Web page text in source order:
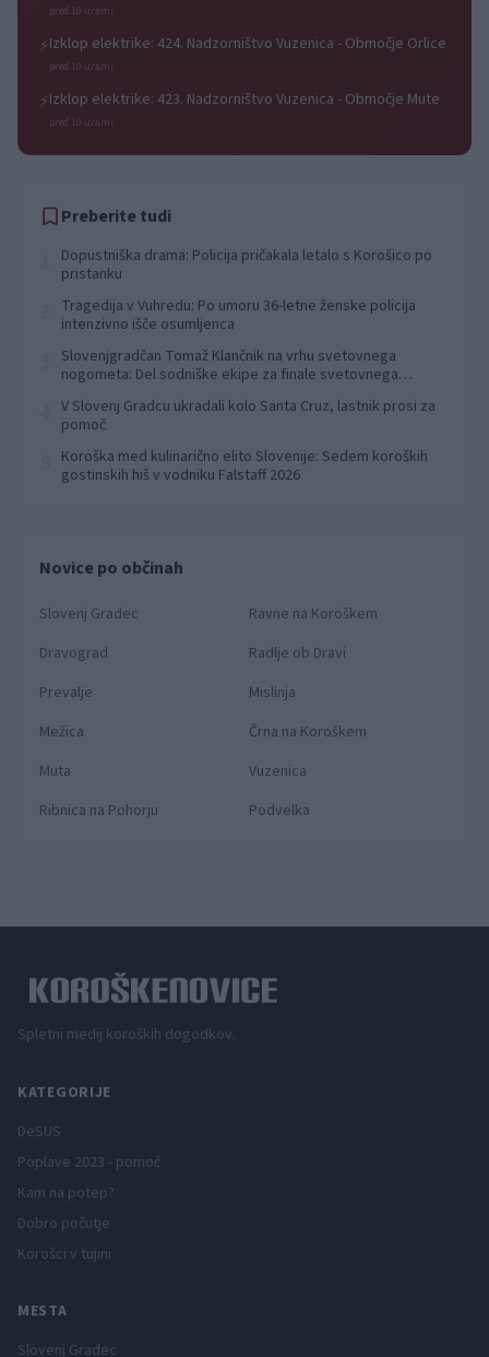
pred 10 urami
⚡Izklop elektrike: 424. Nadzorništvo Vuzenica - Območje Orlice
pred 10 urami
⚡Izklop elektrike: 423. Nadzorništvo Vuzenica - Območje Mute
pred 10 urami
Preberite tudi
Dopustniška drama: Policija pričakala letalo s Korošico po
pristanku
Tragedija v Vuhredu: Po umoru 36-letne ženske policija
intenzivno išče osumljenca
Slovenjgradčan Tomaž Klančnik na vrhu svetovnega
nogometa: Del sodniške ekipe za finale svetovnega
V Slovenj Gradcu ukradali kolo Santa Cruz, lastnik prosi za
pomoč
Koroška med kulinarično elito Slovenije: Sedem koroških
gostinskih hiš v vodniku Falstaff 2026
Novice po občinah
Slovenj Gradec
Ravne na Koroškem
Dravograd
Radlje ob Dravi
Prevalje
Mislinja
Mežica
Črna na Koroškem
Muta
Vuzenica
Ribnica na Pohorju
Podvelka
Spletni medij koroških dogodkov.
KATEGORIJE
DeSUS
Poplave 2023 - pomoč
Kam na potep?
Dobro počutje
Korošci v tujini
MESTA
Slovenj Gradec